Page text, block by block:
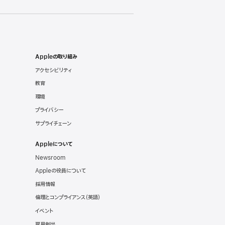
Appleの取り組み
アクセシビリティ
教育
環境
プライバシー
サプライチェーン
Appleについて
Newsroom
Appleの役員について
採用情報
倫理とコンプライアンス（英語）
イベント